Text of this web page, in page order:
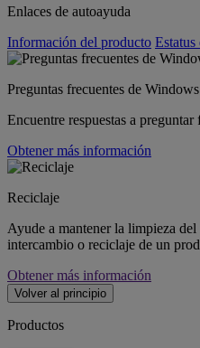
Enlaces de autoayuda
Información del producto Estatus
Preguntas frecuentes de Windows
Encuentre respuestas a
Obtener más información
Reciclaje
Ayude a mantener la limpieza
intercambio o reciclaje de un
Obtener más información
Volver al principio
Productos